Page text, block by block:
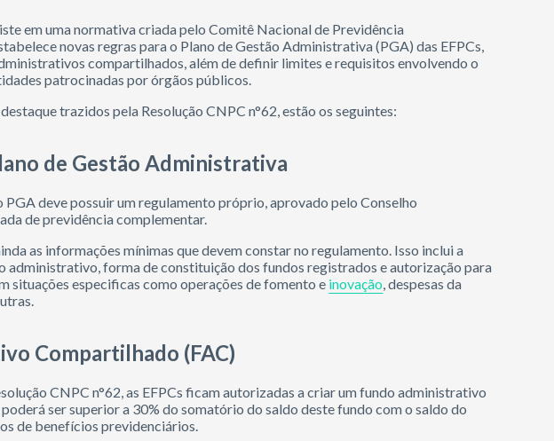
em uma normativa criada pelo Comitê Nacional de Previdência
novas regras para o Plano de Gestão Administrativa (PGA) das EFPCs,
compartilhados, além de definir limites e requisitos envolvendo o
patrocinadas por órgãos públicos.
trazidos pela Resolução CNPC n°62, estão os seguintes:
de Gestão Administrativa
PGA deve possuir um regulamento próprio, aprovado pelo Conselho
de previdência complementar.
as informações mínimas que devem constar no regulamento. Isso inclui a
administrativo, forma de constituição dos fundos registrados e autorização para
situações especificas como operações de fomento e inovação, despesas da
Compartilhado (FAC)
CNPC n°62, as EFPCs ficam autorizadas a criar um fundo administrativo
ser superior a 30% do somatório do saldo deste fundo com o saldo do
de benefícios previdenciários.